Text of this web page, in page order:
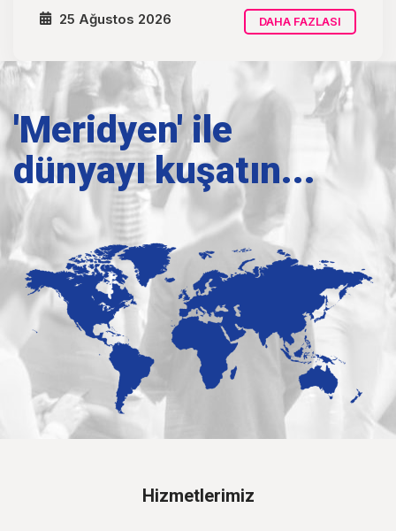
25 Ağustos 2026 DAHA FAZLASI
'Meridyen' ile
dünyayı kuşatın...
Hizmetlerimiz